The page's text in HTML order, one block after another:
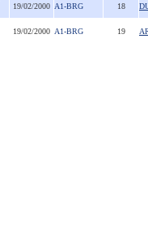
19/02/2000 A1-BRG 18
19/02/2000 A1-BRG 19